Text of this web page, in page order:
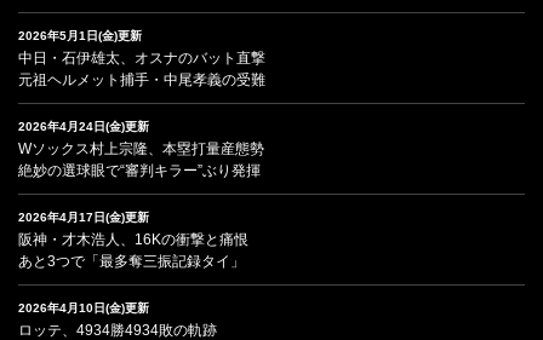
2026年5月1日(金)更新
中日・石伊雄太、オスナのバット直撃
元祖ヘルメット捕手・中尾孝義の受難
2026年4月24日(金)更新
Wソックス村上宗隆、本塁打量産態勢
絶妙の選球眼で“審判キラー”ぶり発揮
2026年4月17日(金)更新
阪神・才木浩人、16Kの衝撃と痛恨
あと3つで「最多奪三振記録タイ」
2026年4月10日(金)更新
ロッテ、4934勝4934敗の軌跡